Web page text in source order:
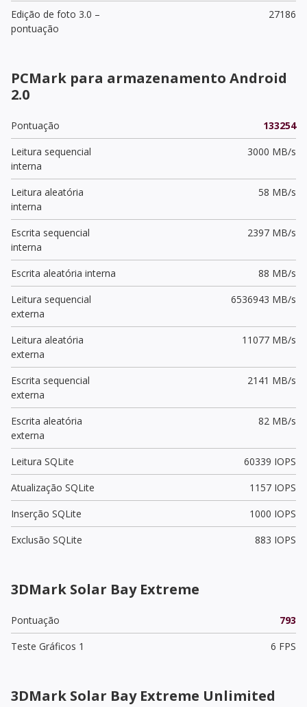
Edição de foto 3.0 –
pontuação
27186
PCMark para armazenamento Android
2.0
Pontuação
133254
Leitura sequencial
interna
3000 MB/s
Leitura aleatória
interna
58 MB/s
Escrita sequencial
interna
2397 MB/s
Escrita aleatória interna
88 MB/s
Leitura sequencial
externa
6536943 MB/s
Leitura aleatória
externa
11077 MB/s
Escrita sequencial
externa
2141 MB/s
Escrita aleatória
externa
82 MB/s
Leitura SQLite
60339 IOPS
Atualização SQLite
1157 IOPS
Inserção SQLite
1000 IOPS
Exclusão SQLite
883 IOPS
3DMark Solar Bay Extreme
Pontuação
793
Teste Gráficos 1
6 FPS
3DMark Solar Bay Extreme Unlimited